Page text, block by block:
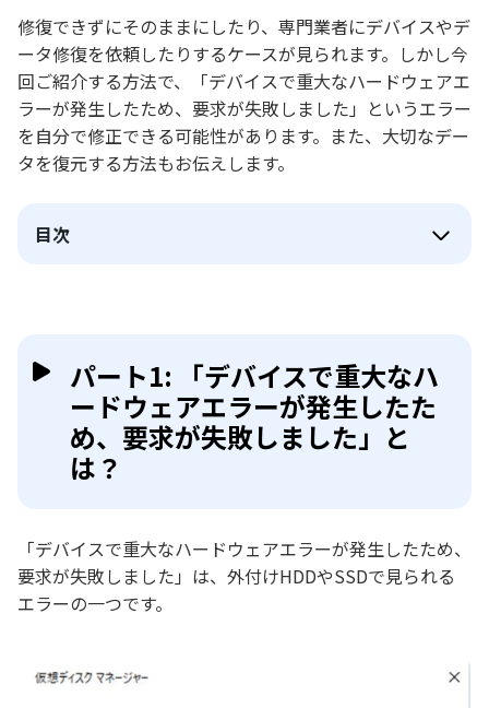
修復できずにそのままにしたり、専門業者にデバイスやデ
ータ修復を依頼したりするケースが見られます。しかし今
回ご紹介する方法で、「デバイスで重大なハードウェアエ
ラーが発生したため、要求が失敗しました」というエラー
を自分で修正できる可能性があります。また、大切なデー
タを復元する方法もお伝えします。
目次
パート1: 「デバイスで重大なハ
ードウェアエラーが発生したた
め、要求が失敗しました」と
は？
「デバイスで重大なハードウェアエラーが発生したため、
要求が失敗しました」は、外付けHDDやSSDで見られる
エラーの一つです。